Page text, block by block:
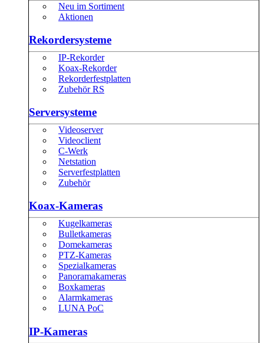
Neu im Sortiment
Aktionen
Rekordersysteme
IP-Rekorder
Koax-Rekorder
Rekorderfestplatten
Zubehör RS
Serversysteme
Videoserver
Videoclient
C-Werk
Netstation
Serverfestplatten
Zubehör
Koax-Kameras
Kugelkameras
Bulletkameras
Domekameras
PTZ-Kameras
Spezialkameras
Panoramakameras
Boxkameras
Alarmkameras
LUNA PoC
IP-Kameras